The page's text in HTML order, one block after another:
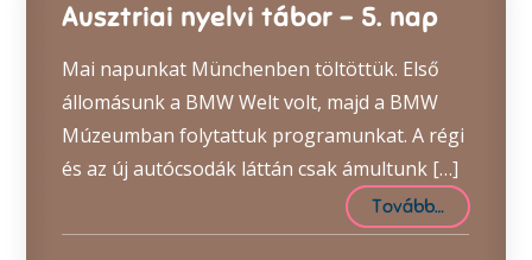
Ausztriai nyelvi tábor – 5. nap
Mai napunkat Münchenben töltöttük. Első
állomásunk a BMW Welt volt, majd a BMW
Múzeumban folytattuk programunkat. A régi
és az új autócsodák láttán csak ámultunk […]
Tovább…